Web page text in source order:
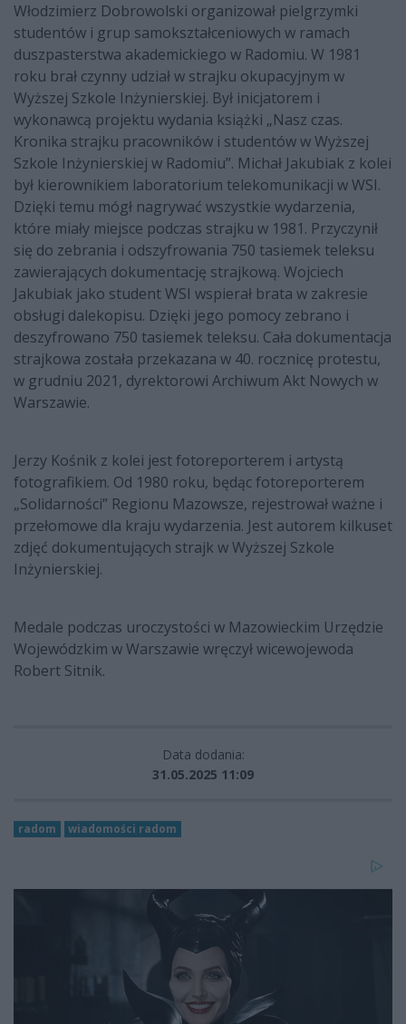
Włodzimierz Dobrowolski organizował pielgrzymki
studentów i grup samokształceniowych w ramach
duszpasterstwa akademickiego w Radomiu. W 1981
roku brał czynny udział w strajku okupacyjnym w
Wyższej Szkole Inżynierskiej. Był inicjatorem i
wykonawcą projektu wydania książki „Nasz czas.
Kronika strajku pracowników i studentów w Wyższej
Szkole Inżynierskiej w Radomiu”. Michał Jakubiak z kolei
był kierownikiem laboratorium telekomunikacji w WSI.
Dzięki temu mógł nagrywać wszystkie wydarzenia,
które miały miejsce podczas strajku w 1981. Przyczynił
się do zebrania i odszyfrowania 750 tasiemek teleksu
zawierających dokumentację strajkową. Wojciech
Jakubiak jako student WSI wspierał brata w zakresie
obsługi dalekopisu. Dzięki jego pomocy zebrano i
deszyfrowano 750 tasiemek teleksu. Cała dokumentacja
strajkowa została przekazana w 40. rocznicę protestu,
w grudniu 2021, dyrektorowi Archiwum Akt Nowych w
Warszawie.
Jerzy Kośnik z kolei jest fotoreporterem i artystą
fotografikiem. Od 1980 roku, będąc fotoreporterem
„Solidarności” Regionu Mazowsze, rejestrował ważne i
przełomowe dla kraju wydarzenia. Jest autorem kilkuset
zdjęć dokumentujących strajk w Wyższej Szkole
Inżynierskiej.
Medale podczas uroczystości w Mazowieckim Urzędzie
Wojewódzkim w Warszawie wręczył wicewojewoda
Robert Sitnik.
Data dodania:
31.05.2025 11:09
radom wiadomości radom